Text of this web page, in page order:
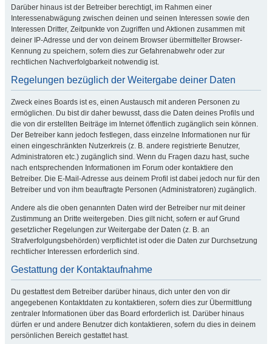
Darüber hinaus ist der Betreiber berechtigt, im Rahmen einer
Interessenabwägung zwischen deinen und seinen Interessen sowie den
Interessen Dritter, Zeitpunkte von Zugriffen und Aktionen zusammen mit
deiner IP-Adresse und der von deinem Browser übermittelter Browser-
Kennung zu speichern, sofern dies zur Gefahrenabwehr oder zur
rechtlichen Nachverfolgbarkeit notwendig ist.
Regelungen bezüglich der Weitergabe deiner Daten
Zweck eines Boards ist es, einen Austausch mit anderen Personen zu
ermöglichen. Du bist dir daher bewusst, dass die Daten deines Profils und
die von dir erstellten Beiträge im Internet öffentlich zugänglich sein können.
Der Betreiber kann jedoch festlegen, dass einzelne Informationen nur für
einen eingeschränkten Nutzerkreis (z. B. andere registrierte Benutzer,
Administratoren etc.) zugänglich sind. Wenn du Fragen dazu hast, suche
nach entsprechenden Informationen im Forum oder kontaktiere den
Betreiber. Die E-Mail-Adresse aus deinem Profil ist dabei jedoch nur für den
Betreiber und von ihm beauftragte Personen (Administratoren) zugänglich.
Andere als die oben genannten Daten wird der Betreiber nur mit deiner
Zustimmung an Dritte weitergeben. Dies gilt nicht, sofern er auf Grund
gesetzlicher Regelungen zur Weitergabe der Daten (z. B. an
Strafverfolgungsbehörden) verpflichtet ist oder die Daten zur Durchsetzung
rechtlicher Interessen erforderlich sind.
Gestattung der Kontaktaufnahme
Du gestattest dem Betreiber darüber hinaus, dich unter den von dir
angegebenen Kontaktdaten zu kontaktieren, sofern dies zur Übermittlung
zentraler Informationen über das Board erforderlich ist. Darüber hinaus
dürfen er und andere Benutzer dich kontaktieren, sofern du dies in deinem
persönlichen Bereich gestattet hast.